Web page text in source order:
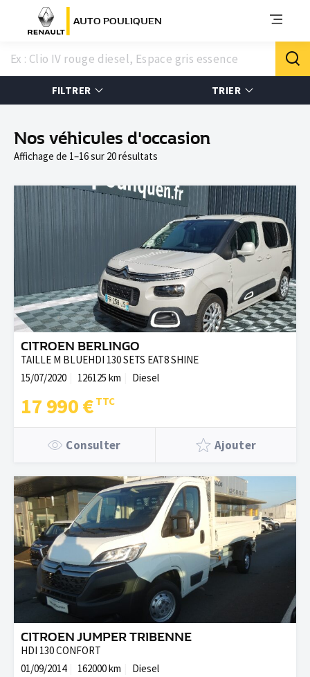
AUTO POULIQUEN
FILTRER TRIER
Nos véhicules d'occasion
Affichage de 1–16 sur 20 résultats
CITROEN BERLINGO
TAILLE M BLUEHDI 130 SETS EAT8 SHINE
15/07/2020
126125 km Diesel
17 990 €
Consulter Ajouter
CITROEN JUMPER TRIBENNE
HDI 130 CONFORT
01/09/2014
162000 km Diesel